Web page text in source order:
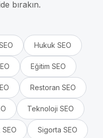
bırakın.
Hukuk SEO
Eğitim SEO
Restoran SEO
Teknoloji SEO
SEO Sigorta SEO